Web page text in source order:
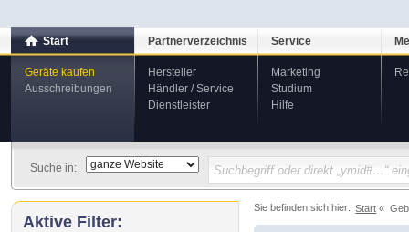
Start
Geräte kaufen
Ausschreibungen
Partnerverzeichnis
Hersteller
Händler / Service
Dienstleister
Service
Marketing
Studium
Hilfe
Suche in:
Sie befinden sich hier: Start
Aktive Filter: